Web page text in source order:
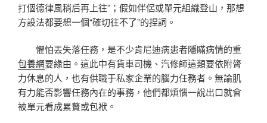
打個德律風稍后再上往”；假如伴侶或單元組織登山，那想
方設法都要想一個“確切往不了”的捏詞。
懼怕丟失落任務，是不少肯尼迪病患者隱瞞病情的重
包養網要緣由。這此中有貨車司機、汽修師這類要依附膂
力休息的人，也有供職于私家企業的腦力任務者。無論肌
有力能否影響任務內在的事務，他們都煩惱一說出口就會
被單元看成累贅或包袱。